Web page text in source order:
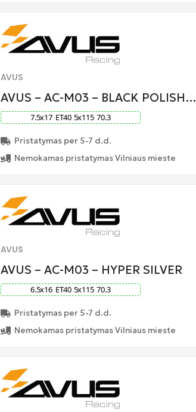
AVUS
AVUS – AC-M03 – BLACK POLISH…
7.5x17 ET40 5x115 70.3
Pristatymas per 5-7 d.d.
Nemokamas pristatymas Vilniaus mieste
AVUS
AVUS – AC-M03 – HYPER SILVER
6.5x16 ET40 5x115 70.3
Pristatymas per 5-7 d.d.
Nemokamas pristatymas Vilniaus mieste